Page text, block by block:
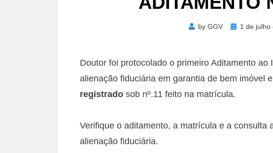
by GGV
Posted1 de julho
Doutor foi protocolado o primeiro Aditamento ao
alienação fiduciária em garantia de bem imóvel
registrado sob nº.11 feito na matrícula.
Verifique o aditamento, a matrícula e a consulta
alienação fiduciária.